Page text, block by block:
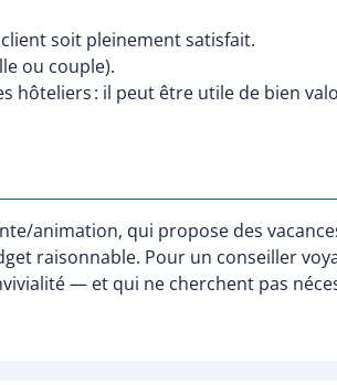
soit pleinement satisfait.
ou couple).
hôteliers : il peut être utile de bien
animation, qui propose des
raisonnable. Pour un conseiller
— et qui ne cherchent pas